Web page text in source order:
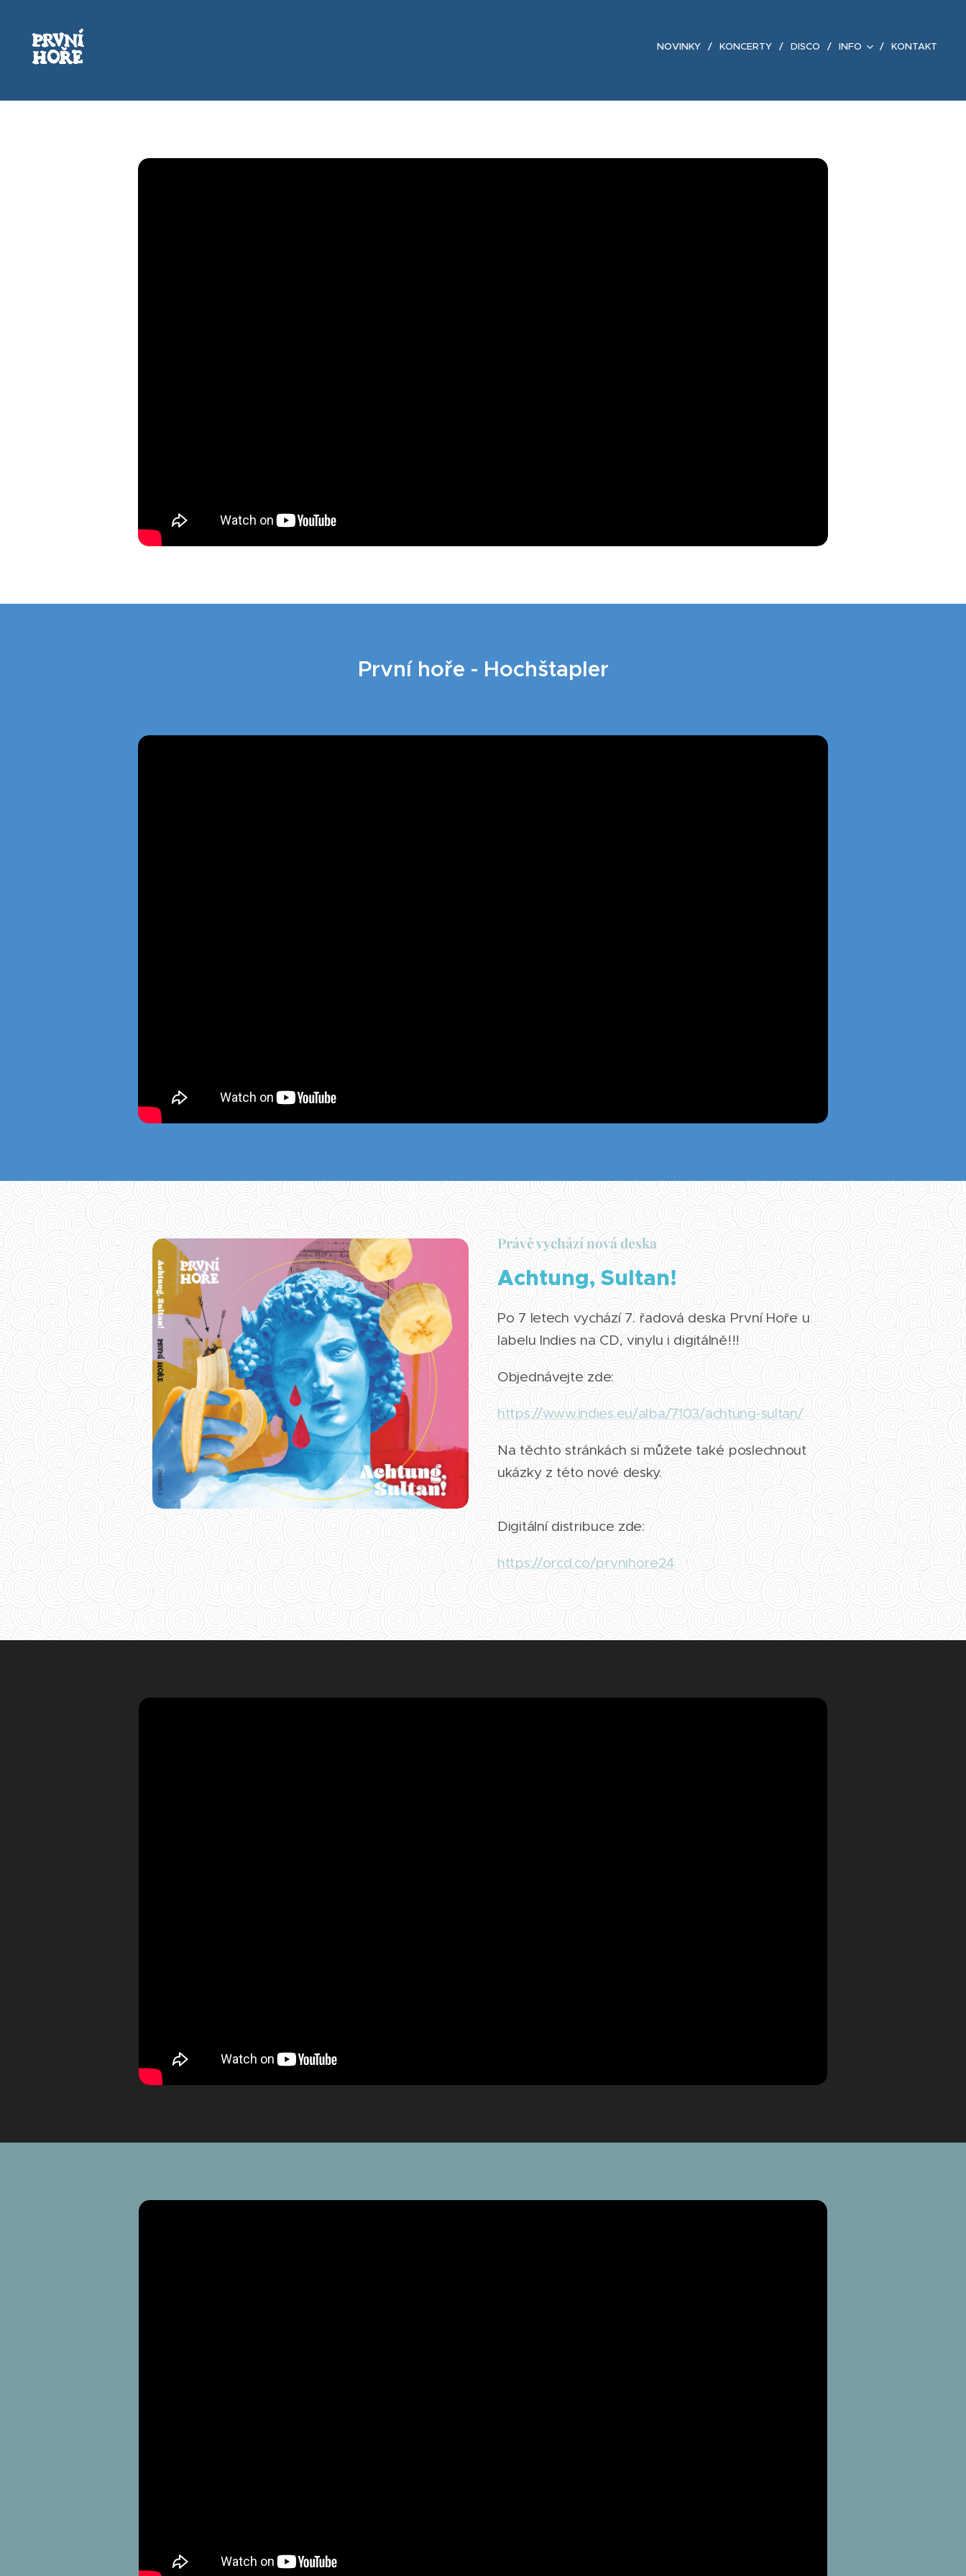
NOVINKY KONCERTY DISCO INFO KONTAKT
První hoře - Hochštapler
Právě vychází nová deska
Achtung, Sultan!
Po 7 letech vychází 7. řadová deska První Hoře u
labelu Indies na CD, vinylu i digitálně!!!
Objednávejte zde:
https://www.indies.eu/alba/7103/achtung-sultan/
Na těchto stránkách si můžete také poslechnout
ukázky z této nové desky.
Digitální distribuce zde:
https://orcd.co/prvnihore24